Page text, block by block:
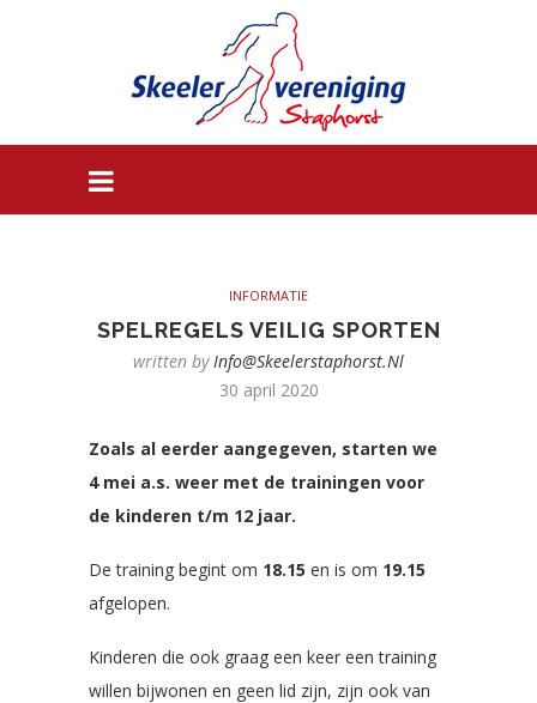
INFORMATIE
SPELREGELS VEILIG SPORTEN
written byInfo@skeelerstaphorst.nl
30 april 2020
Zoals al eerder aangegeven, starten we
4 mei a.s. weer met de trainingen voor
de kinderen t/m 12 jaar.
De training begint om 18.15 en is om 19.15
afgelopen.
Kinderen die ook graag een keer een training
willen bijwonen en geen lid zijn, zijn ook van